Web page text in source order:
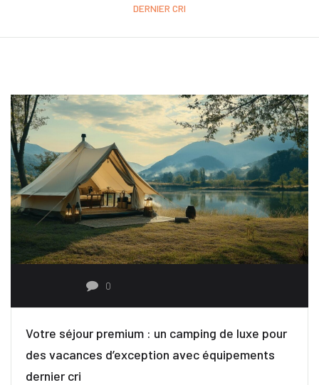
DERNIER CRI
0
Votre séjour premium : un camping de luxe pour
des vacances d’exception avec équipements
dernier cri